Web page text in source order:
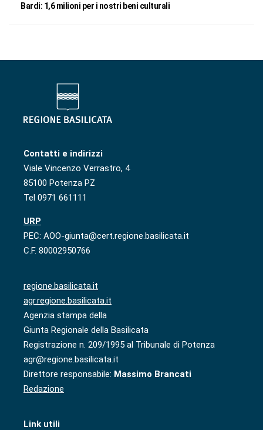
Bardi: 1,6 milioni per i nostri beni culturali
Contatti e indirizzi
Viale Vincenzo Verrastro, 4
85100 Potenza PZ
Tel 0971 661111
URP
PEC: AOO-giunta@cert.regione.basilicata.it
C.F. 80002950766
regione.basilicata.it
agr.regione.basilicata.it
Agenzia stampa della
Giunta Regionale della Basilicata
Registrazione n. 209/1995 al Tribunale di Potenza
agr@regione.basilicata.it
Direttore responsabile: Massimo Brancati
Redazione
Link utili